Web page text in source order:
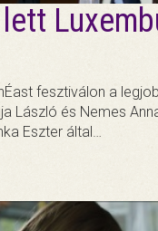
fesztiválon a
László és Nemes
Eszter által…